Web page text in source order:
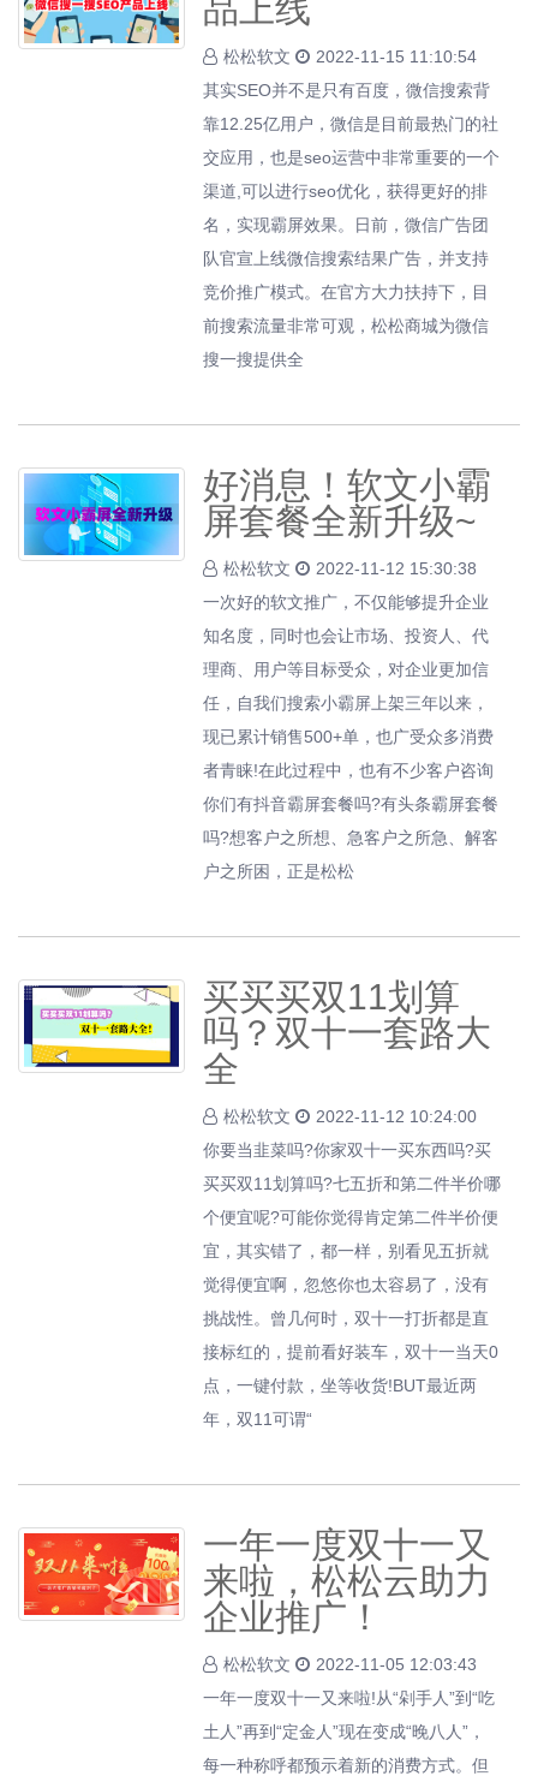
品上线
松松软文
2022-11-15 11:10:54
其实SEO并不是只有百度，微信搜索背
靠12.25亿用户，微信是目前最热门的社
交应用，也是seo运营中非常重要的一个
渠道,可以进行seo优化，获得更好的排
名，实现霸屏效果。日前，微信广告团
队官宣上线微信搜索结果广告，并支持
竞价推广模式。在官方大力扶持下，目
前搜索流量非常可观，松松商城为微信
搜一搜提供全
好消息！软文小霸
屏套餐全新升级~
松松软文
2022-11-12 15:30:38
一次好的软文推广，不仅能够提升企业
知名度，同时也会让市场、投资人、代
理商、用户等目标受众，对企业更加信
任，自我们搜索小霸屏上架三年以来，
现已累计销售500+单，也广受众多消费
者青睐!在此过程中，也有不少客户咨询
你们有抖音霸屏套餐吗?有头条霸屏套餐
吗?想客户之所想、急客户之所急、解客
户之所困，正是松松
买买买双11划算
吗？双十一套路大
全
松松软文
2022-11-12 10:24:00
你要当韭菜吗?你家双十一买东西吗?买
买买双11划算吗?七五折和第二件半价哪
个便宜呢?可能你觉得肯定第二件半价便
宜，其实错了，都一样，别看见五折就
觉得便宜啊，忽悠你也太容易了，没有
挑战性。曾几何时，双十一打折都是直
接标红的，提前看好装车，双十一当天0
点，一键付款，坐等收货!BUT最近两
年，双11可谓“
一年一度双十一又
来啦，松松云助力
企业推广！
松松软文
2022-11-05 12:03:43
一年一度双十一又来啦!从“剁手人”到“吃
土人”再到“定金人”现在变成“晚八人”，
每一种称呼都预示着新的消费方式。但